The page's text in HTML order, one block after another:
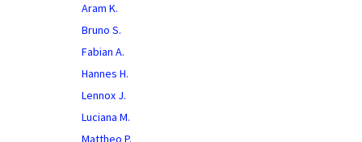
Aram K.
Bruno S.
Fabian A.
Hannes H.
Lennox J.
Luciana M.
Mattheo P.